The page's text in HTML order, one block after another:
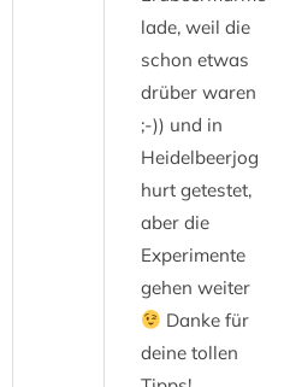
lade, weil die
schon etwas
drüber waren
;-)) und in
Heidelbeerjog
hurt getestet,
aber die
Experimente
gehen weiter
Danke für
deine tollen